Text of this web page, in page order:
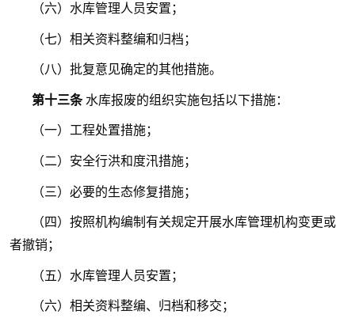
（六）水库管理人员安置；
（七）相关资料整编和归档；
（八）批复意见确定的其他措施。
第十三条水库报废的组织实施包括以下措施：
（一）工程处置措施；
（二）安全行洪和度汛措施；
（三）必要的生态修复措施；
（四）按照机构编制有关规定开展水库管理机构变更或
者撤销；
（五）水库管理人员安置；
（六）相关资料整编、归档和移交；